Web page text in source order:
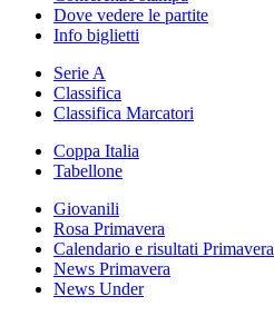
Dove vedere le partite
Info biglietti
Serie A
Classifica
Classifica Marcatori
Coppa Italia
Tabellone
Giovanili
Rosa Primavera
Calendario e risultati Primavera
News Primavera
News Under